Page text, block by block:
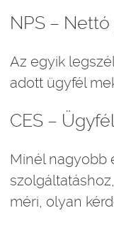
NPS –
Az egyik
adott ügyfél
CES –
Minél nagyobb
méri, olyan